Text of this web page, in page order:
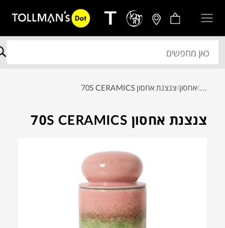
... אחסון צנצנת אחסון 70S CERAMICS
צנצנת אחסון 70S CERAMICS